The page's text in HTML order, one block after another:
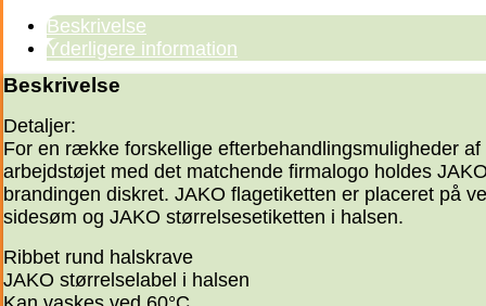
Beskrivelse
Yderligere information
Beskrivelse
Detaljer:
For en række forskellige efterbehandlingsmuligheder af
arbejdstøjet med det matchende firmalogo holdes
brandingen diskret. JAKO flagetiketten er placeret på
sidesøm og JAKO størrelsesetiketten i halsen.
Ribbet rund halskrave
JAKO størrelselabel i halsen